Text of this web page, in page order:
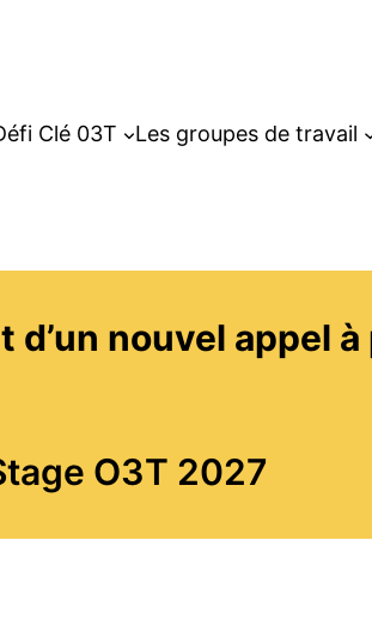
Clé 03T
Les groupes de travail
d’un nouvel appel
O3T 2027